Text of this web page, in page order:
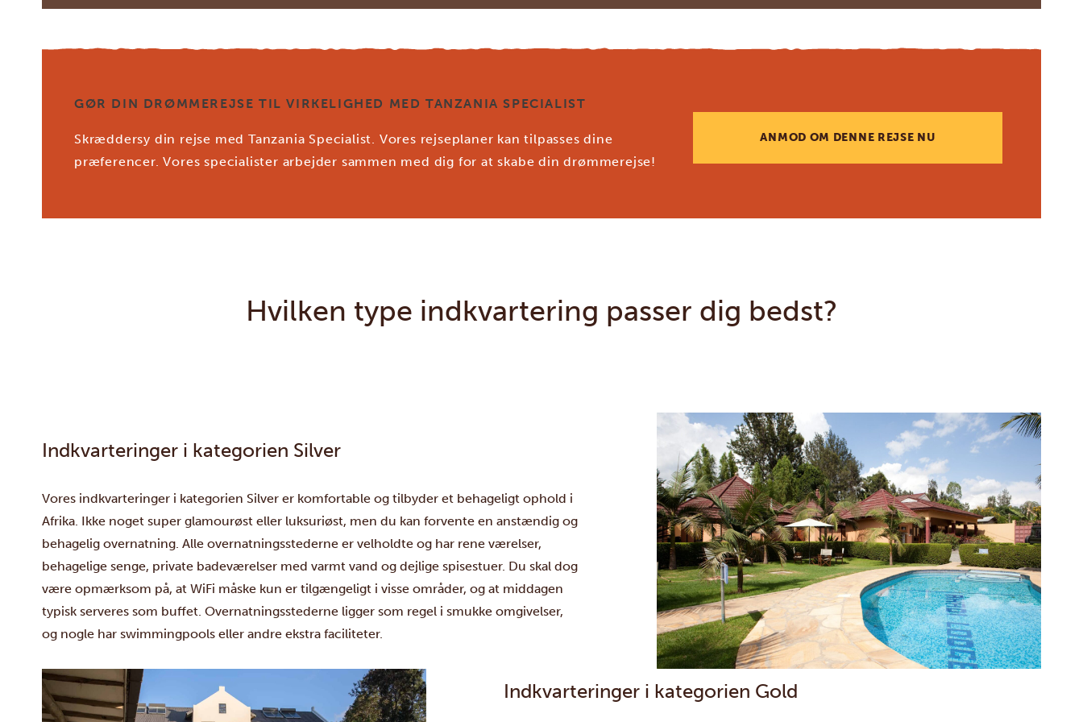
GØR DIN DRØMMEREJSE TIL VIRKELIGHED MED TANZANIA SPECIALIST
Skræddersy din rejse med Tanzania Specialist. Vores rejseplaner kan tilpasses dine
præferencer. Vores specialister arbejder sammen med dig for at skabe din drømmerejse!
ANMOD OM DENNE REJSE NU
Hvilken type indkvartering passer dig bedst?
Indkvarteringer i kategorien Silver
Vores indkvarteringer i kategorien Silver er komfortable og tilbyder et behageligt ophold i
Afrika. Ikke noget super glamourøst eller luksuriøst, men du kan forvente en anstændig og
behagelig overnatning. Alle overnatningsstederne er velholdte og har rene værelser,
behagelige senge, private badeværelser med varmt vand og dejlige spisestuer. Du skal dog
være opmærksom på, at WiFi måske kun er tilgængeligt i visse områder, og at middagen
typisk serveres som buffet. Overnatningsstederne ligger som regel i smukke omgivelser,
og nogle har swimmingpools eller andre ekstra faciliteter.
Indkvarteringer i kategorien Gold